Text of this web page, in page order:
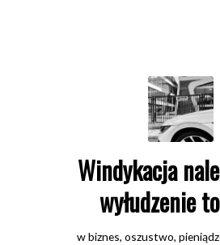
Windykacja
wyłudzenie
wbiznes,oszustwo,